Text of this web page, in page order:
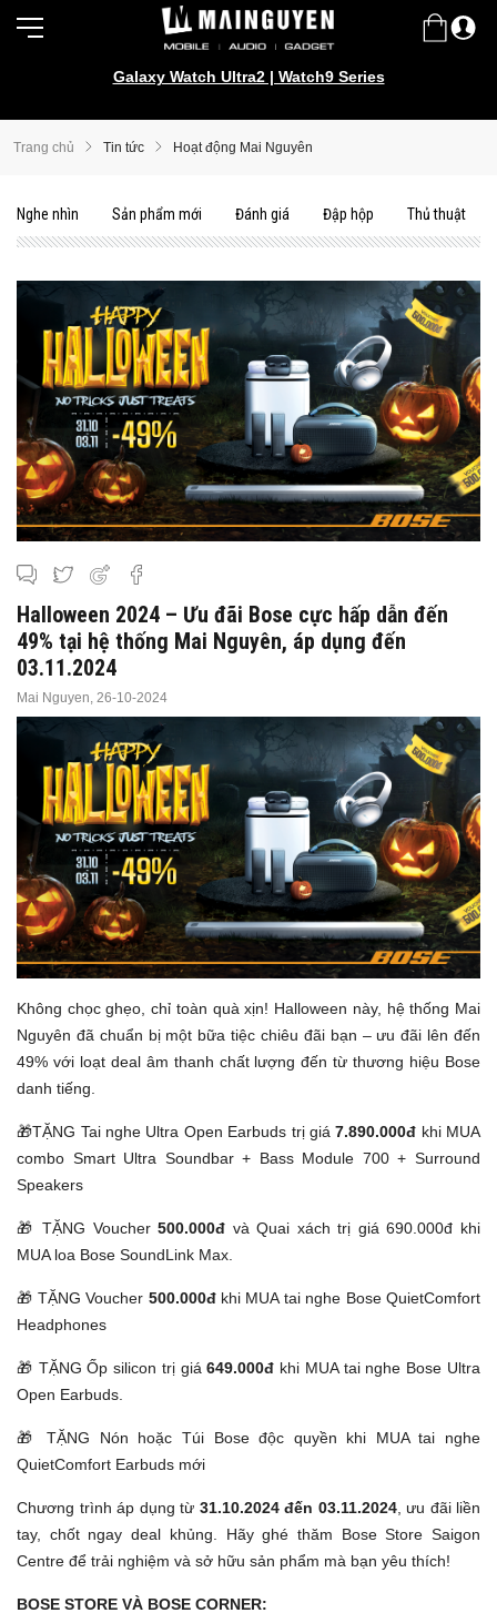
Galaxy Watch Ultra2 | Watch9 Series
Trang chủ Tin tức Hoạt động Mai Nguyên
Nghe nhìn Sản phẩm mới Đánh giá Đập hộp Thủ thuật
Halloween 2024 – Ưu đãi Bose cực hấp dẫn đến
49% tại hệ thống Mai Nguyên, áp dụng đến
03.11.2024
Mai Nguyen, 26-10-2024
Không chọc ghẹo, chỉ toàn quà xịn! Halloween này, hệ thống Mai
Nguyên đã chuẩn bị một bữa tiệc chiêu đãi bạn – ưu đãi lên đến
49% với loạt deal âm thanh chất lượng đến từ thương hiệu Bose
danh tiếng.
🎁TẶNG Tai nghe Ultra Open Earbuds trị giá7.890.000đ khi MUA
combo Smart Ultra Soundbar + Bass Module 700 + Surround
Speakers
🎁 TẶNG Voucher500.000đ và Quai xách trị giá 690.000đ khi
MUA loa Bose SoundLink Max.
🎁 TẶNG Voucher 500.000đkhi MUA tai nghe Bose QuietComfort
Headphones
🎁 TẶNG Ốp silicon trị giá649.000đ khi MUA tai nghe Bose Ultra
Open Earbuds.
🎁 TẶNG Nón hoặc Túi Bose độc quyền khi MUA tai nghe
QuietComfort Earbuds mới
Chương trình áp dụng từ 31.10.2024 đến 03.11.2024, ưu đãi liền
tay, chốt ngay deal khủng. Hãy ghé thăm Bose Store Saigon
Centre để trải nghiệm và sở hữu sản phẩm mà bạn yêu thích!
BOSE STORE VÀ BOSE CORNER: